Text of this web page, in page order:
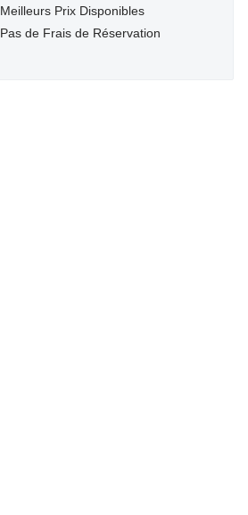
Meilleurs Prix Disponibles
Pas de Frais de Réservation